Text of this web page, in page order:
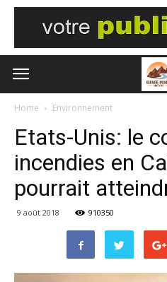
Home Environnement
Etats-Unis: le
incendies en
pourrait
9 août 2018 910350